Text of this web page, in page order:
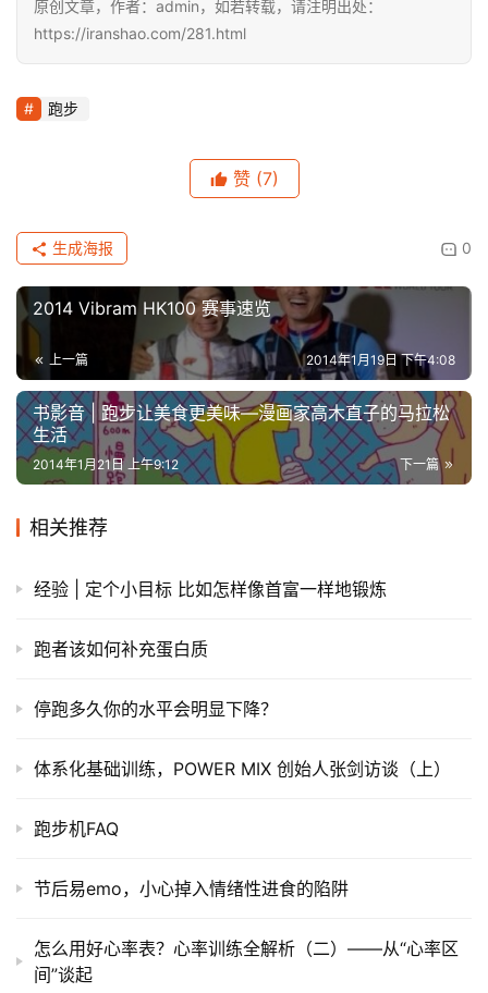
集
原创文章，作者：admin，如若转载，请注明出处：
https://iranshao.com/281.html
跑步
赞 (7)
0
生成海报
2014 Vibram HK100 赛事速览
上一篇 2014年1月19日 下午4:08
书影音 | 跑步让美食更美味—漫画家高木直子的马拉松
生活
下一篇
2014年1月21日 上午9:12
相关推荐
经验 | 定个小目标 比如怎样像首富一样地锻炼
跑者该如何补充蛋白质
停跑多久你的水平会明显下降？
体系化基础训练，POWER MIX 创始人张剑访谈（上）
跑步机FAQ
节后易emo，小心掉入情绪性进食的陷阱
怎么用好心率表？心率训练全解析（二）——从“心率区
间”谈起